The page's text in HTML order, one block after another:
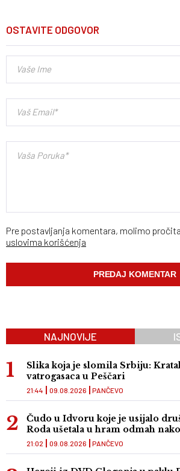
OSTAVITE ODGOVOR
Pre postavljanja komentara, molimo
uslovima korišćenja
NAJNOVIJE
Slika koja je slomila Srbiju:
vatrogasaca u Peščari
PANČEVO
21:44 09.08.2026
Čudo u Idvoru koje je usijalo
Roda ušetala u hram odmah
PANČEVO
21:02 09.08.2026